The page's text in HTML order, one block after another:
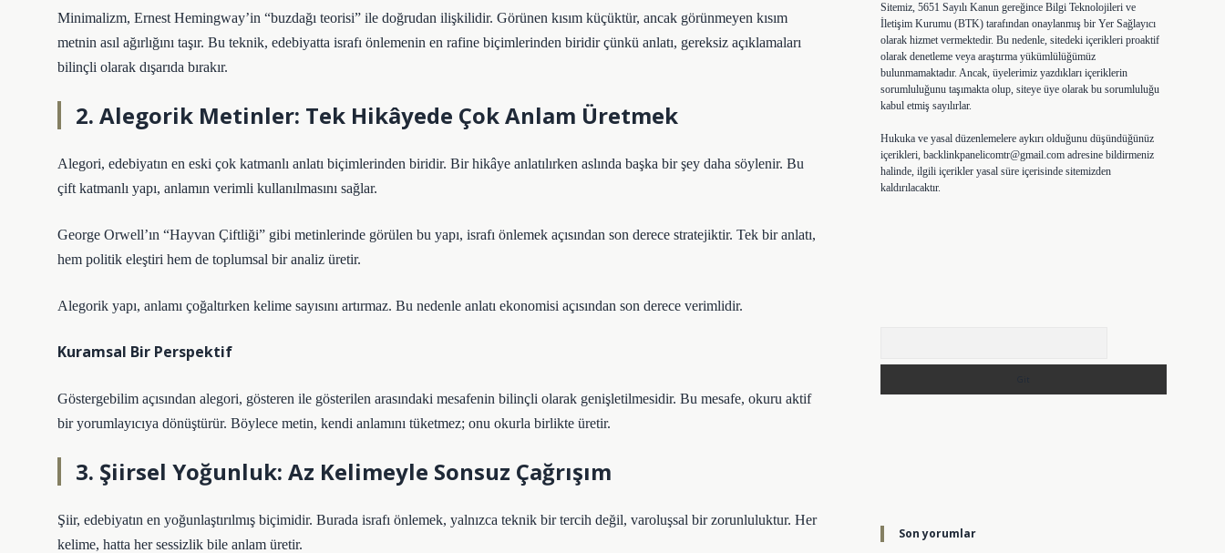
Minimalizm, Ernest Hemingway’in “buzdağı teorisi” ile doğrudan ilişkilidir. Görünen kısım küçüktür, ancak görünmeyen kısım
metnin asıl ağırlığını taşır. Bu teknik, edebiyatta israfı önlemenin en rafine biçimlerinden biridir çünkü anlatı, gereksiz açıklamaları
bilinçli olarak dışarıda bırakır.
2. Alegorik Metinler: Tek Hikâyede Çok Anlam Üretmek
Alegori, edebiyatın en eski çok katmanlı anlatı biçimlerinden biridir. Bir hikâye anlatılırken aslında başka bir şey daha söylenir. Bu
çift katmanlı yapı, anlamın verimli kullanılmasını sağlar.
George Orwell’ın “Hayvan Çiftliği” gibi metinlerinde görülen bu yapı, israfı önlemek açısından son derece stratejiktir. Tek bir anlatı,
hem politik eleştiri hem de toplumsal bir analiz üretir.
Alegorik yapı, anlamı çoğaltırken kelime sayısını artırmaz. Bu nedenle anlatı ekonomisi açısından son derece verimlidir.
Kuramsal Bir Perspektif
Göstergebilim açısından alegori, gösteren ile gösterilen arasındaki mesafenin bilinçli olarak genişletilmesidir. Bu mesafe, okuru aktif
bir yorumlayıcıya dönüştürür. Böylece metin, kendi anlamını tüketmez; onu okurla birlikte üretir.
3. Şiirsel Yoğunluk: Az Kelimeyle Sonsuz Çağrışım
Şiir, edebiyatın en yoğunlaştırılmış biçimidir. Burada israfı önlemek, yalnızca teknik bir tercih değil, varoluşsal bir zorunluluktur. Her
kelime, hatta her sessizlik bile anlam üretir.
Sitemiz, 5651 Sayılı Kanun gereğince Bilgi Teknolojileri ve
İletişim Kurumu (BTK) tarafından onaylanmış bir Yer Sağlayıcı
olarak hizmet vermektedir. Bu nedenle, sitedeki içerikleri proaktif
olarak denetleme veya araştırma yükümlülüğümüz
bulunmamaktadır. Ancak, üyelerimiz yazdıkları içeriklerin
sorumluluğunu taşımakta olup, siteye üye olarak bu sorumluluğu
kabul etmiş sayılırlar.
Hukuka ve yasal düzenlemelere aykırı olduğunu düşündüğünüz
içerikleri, backlinkpanelicomtr@gmail.comadresine bildirmeniz
halinde, ilgili içerikler yasal süre içerisinde sitemizden
kaldırılacaktır.
Son yorumlar